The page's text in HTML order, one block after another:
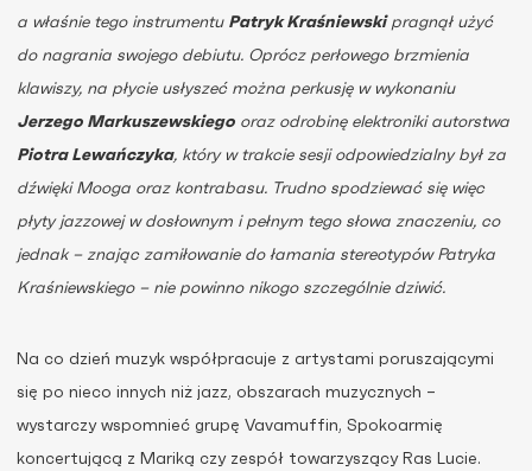
a właśnie tego instrumentu Patryk Kraśniewskipragnął użyć
do nagrania swojego debiutu. Oprócz perłowego brzmienia
klawiszy, na płycie usłyszeć można perkusję w wykonaniu
Jerzego Markuszewskiego oraz odrobinę elektroniki autorstwa
Piotra Lewańczyka, który w trakcie sesji odpowiedzialny był za
dźwięki Mooga oraz kontrabasu. Trudno spodziewać się więc
płyty jazzowej w dosłownym i pełnym tego słowa znaczeniu, co
jednak – znając zamiłowanie do łamania stereotypów Patryka
Kraśniewskiego – nie powinno nikogo szczególnie dziwić.
Na co dzień muzyk współpracuje z artystami poruszającymi
się po nieco innych niż jazz, obszarach muzycznych –
wystarczy wspomnieć grupę Vavamuffin, Spokoarmię
koncertującą z Mariką czy zespół towarzyszący Ras Lucie.